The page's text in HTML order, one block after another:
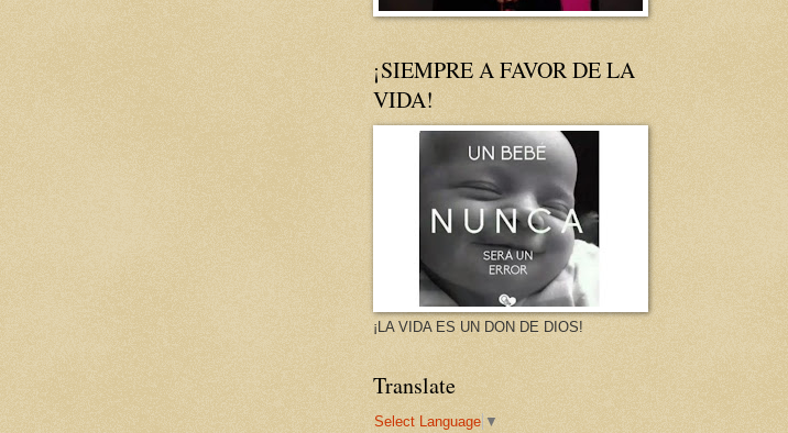
¡SIEMPRE A FAVOR DE LA
VIDA!
¡LA VIDA ES UN DON DE DIOS!
Translate
Select Language ▼